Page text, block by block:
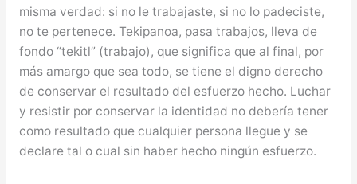
misma verdad: si no le trabajaste, si no lo padeciste,
no te pertenece. Tekipanoa, pasa trabajos, lleva de
fondo “tekitl” (trabajo), que significa que al final, por
más amargo que sea todo, se tiene el digno derecho
de conservar el resultado del esfuerzo hecho. Luchar
y resistir por conservar la identidad no debería tener
como resultado que cualquier persona llegue y se
declare tal o cual sin haber hecho ningún esfuerzo.